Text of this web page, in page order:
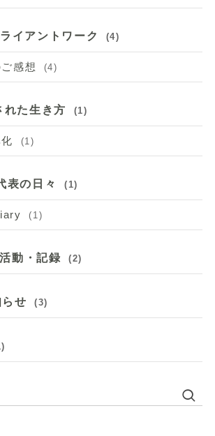
イアントワーク (4)
感想 (4)
た生き方 (1)
(1)
表の日々 (1)
(1)
動・記録 (2)
せ (3)